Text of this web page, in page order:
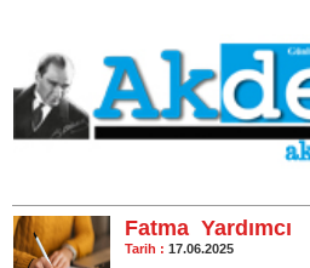
Fatma Yardımcı
Tarih : 17.06.2025